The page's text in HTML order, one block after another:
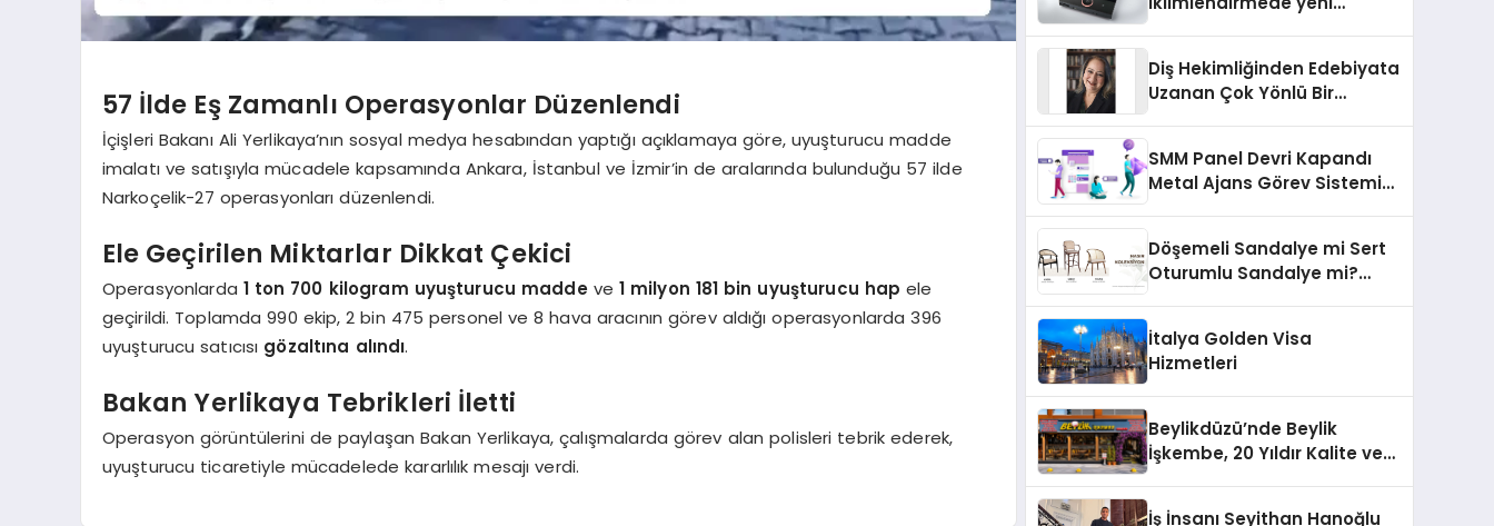
57 İlde Eş Zamanlı Operasyonlar Düzenlendi
İçişleri Bakanı Ali Yerlikaya’nın sosyal medya hesabından yaptığı açıklamaya göre, uyuşturucu madde
imalatı ve satışıyla mücadele kapsamında Ankara, İstanbul ve İzmir’in de aralarında bulunduğu 57 ilde
Narkoçelik-27 operasyonları düzenlendi.
Ele Geçirilen Miktarlar Dikkat Çekici
Operasyonlarda 1 ton 700 kilogram uyuşturucu maddeve 1 milyon 181 bin uyuşturucu hap ele
geçirildi. Toplamda 990 ekip, 2 bin 475 personel ve 8 hava aracının görev aldığı operasyonlarda 396
uyuşturucu satıcısı gözaltına alındı.
Bakan Yerlikaya Tebrikleri İletti
Operasyon görüntülerini de paylaşan Bakan Yerlikaya, çalışmalarda görev alan polisleri tebrik ederek,
uyuşturucu ticaretiyle mücadelede kararlılık mesajı verdi.
Diş Hekimliğinden Edebiyata
Uzanan Çok Yönlü Bir
SMM Panel Devri Kapandı
Metal Ajans Görev Sistemi
Döşemeli Sandalye mi Sert
Oturumlu Sandalye mi?
İtalya Golden Visa
Hizmetleri
Beylikdüzü’nde Beylik
İşkembe, 20 Yıldır Kalite ve
İş İnsanı Seyithan Hanoğlu